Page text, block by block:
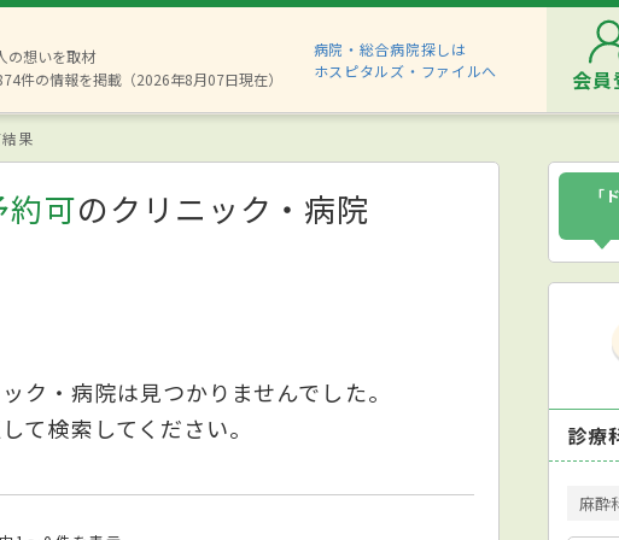
の想いを取材
件の情報を掲載（2026年8月07日現在）
病院・総合病院探しは
ホスピタルズ・ファイルへ
会員
果
約可のクリニック・病院
ク・病院は見つかりませんでした。
て検索してください。
「
診療
麻酔